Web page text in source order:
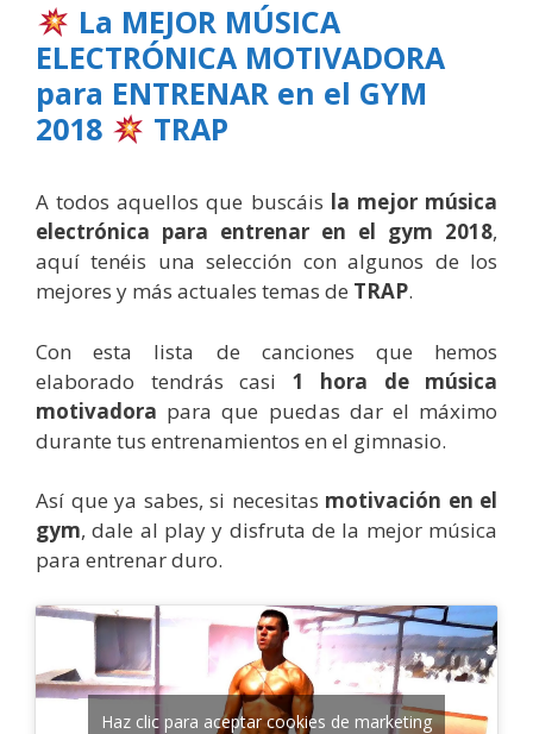
La MEJOR MÚSICA
ELECTRÓNICA MOTIVADORA
para ENTRENAR en el GYM
2018
TRAP
A todos aquellos que buscáis la mejor música
electrónica para entrenar en el gym 2018,
aquí tenéis una selección con algunos de los
mejores y más actuales temas de TRAP.
Con esta lista de canciones que hemos
elaborado tendrás casi 1 hora de música
motivadora para que puedas dar el máximo
durante tus entrenamientos en el gimnasio.
Así que ya sabes, si necesitas motivación en el
gym, dale al play y disfruta de la mejor música
para entrenar duro.
Haz clic para aceptar cookies de marketing